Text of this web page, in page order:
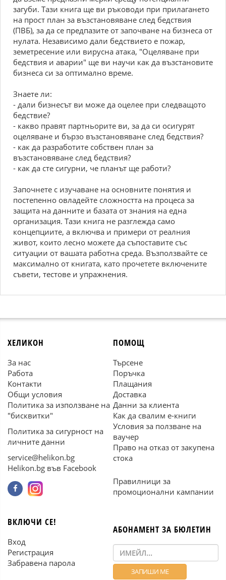
загуби. Тази книга ще ви ръководи при прилагането
на прост план за възстановяване след бедствия
(ПВБ), за да се предпазите от започване на бизнеса от
нулата. Независимо дали бедствието е пожар,
земетресение или вирусна атака, "Оцеляване при
бедствия и аварии" ще ви научи как да възстановите
бизнеса си за оптимално време.
Знаете ли:
- дали бизнесът ви може да оцелее при следващото
бедствие?
- какво правят партньорите ви, за да си осигурят
оцеляване и бързо възстановяване след бедствия?
- как да разработите собствен план за
възстановяване след бедствия?
- как да сте сигурни, че планът ще работи?
Започнете с изучаване на основните понятия и
постепенно овладейте сложността на процеса за
защита на данните и базата от знания на една
организация. Тази книга не разглежда само
концепциите, а включва и примери от реалния
живот, които лесно можете да съпоставите със
ситуации от вашата работна среда. Възползвайте се
максимално от книгата, като прочетете включените
съвети, тестове и упражнения.
ХЕЛИКОН
За нас
Работа
Контакти
Общи условия
Политика за използване на
"бисквитки"
Политика за сигурност на
личните данни
service@helikon.bg
Helikon.bg във Facebook
ПОМОЩ
Търсене
Поръчка
Плащания
Доставка
Данни за клиента
Как да свалим е-книги
Условия за ползване на
ваучер
Право на отказ от закупена
стока
Правилници за
промоционални кампании
ВКЛЮЧИ СЕ!
Вход
Регистрация
Забравена парола
АБОНАМЕНТ ЗА БЮЛЕТИН